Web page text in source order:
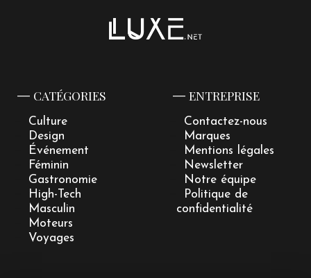
CATÉGORIES
Culture
Design
Événement
Féminin
Gastronomie
High-Tech
Masculin
Moteurs
Voyages
ENTREPRISE
Contactez-nous
Marques
Mentions légales
Newsletter
Notre équipe
Politique de
confidentialité